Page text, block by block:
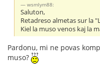
wsmlym88:
Saluton,
Retadreso almetas sur la
Kiel la muso venos kaj la
Pardonu, mi ne povas
muso?